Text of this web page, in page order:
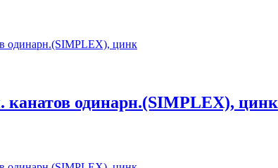
канатов одинарн.(SIMPLEX), цинк